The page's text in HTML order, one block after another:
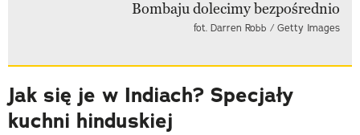
fot. Darren Robb / Getty Images
Jak się je w Indiach? Specjały
kuchni hinduskiej